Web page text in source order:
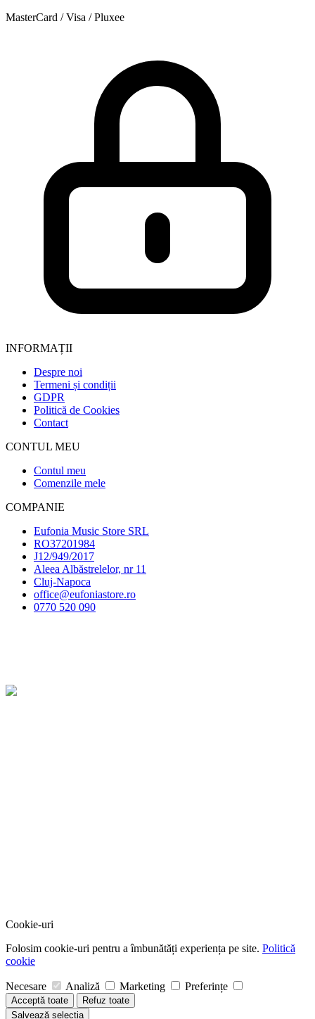
MasterCard / Visa / Pluxee
INFORMAȚII
Despre noi
Termeni și condiții
GDPR
Politică de Cookies
Contact
CONTUL MEU
Contul meu
Comenzile mele
COMPANIE
Eufonia Music Store SRL
RO37201984
J12/949/2017
Aleea Albăstrelelor, nr 11
Cluj-Napoca
office@eufoniastore.ro
0770 520 090
Cookie-uri
Folosim cookie-uri pentru a îmbunătăți experiența pe site. Politică
cookie
Necesare Analiză Marketing Preferințe
Acceptă toate
Refuz toate
Salvează selecția